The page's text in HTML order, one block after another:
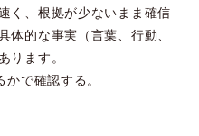
く、根拠が少ないまま確信
体的な事実（言葉、行動、
ります。
で確認する。